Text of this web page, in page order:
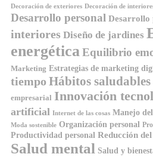
Decoración de exteriores Decoración de
Desarrollo personal Desarrollo
interiores Diseño de jardines
energéticaEquilibrio
Marketing Estrategias de marketing
tiempo Hábitos saludables
empresarial Innovación
artificial Internet de las cosas Manejo
Moda sostenible Organización personal
Productividad personal Reducción
Salud mental Salud y